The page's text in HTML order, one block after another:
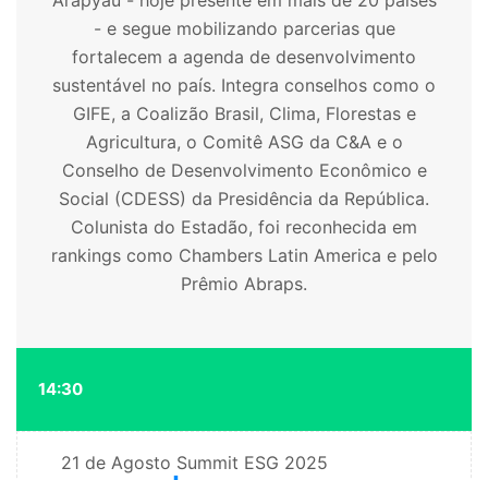
- e segue mobilizando parcerias que
fortalecem a agenda de desenvolvimento
sustentável no país. Integra conselhos como o
GIFE, a Coalizão Brasil, Clima, Florestas e
Agricultura, o Comitê ASG da C&A e o
Conselho de Desenvolvimento Econômico e
Social (CDESS) da Presidência da República.
Colunista do Estadão, foi reconhecida em
rankings como Chambers Latin America e pelo
Prêmio Abraps.
14:30
21 de Agosto Summit ESG 2025